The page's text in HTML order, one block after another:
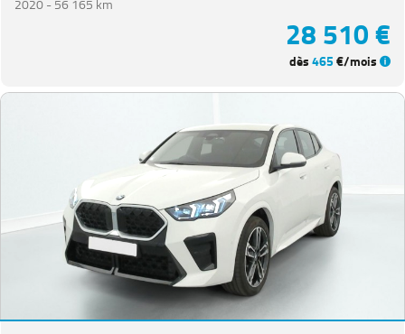
2020 -56 165 km
28 510 €
dès465€/mois